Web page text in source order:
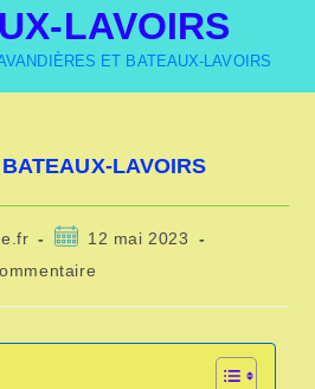
LAVOIRS
ET BATEAUX-LAVOIRS
LAVOIRS
12 mai 2023